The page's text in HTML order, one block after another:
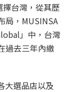
台灣，從其歷
局，MUSINSA
」中，台灣
過去三年內繳
大選品店以及